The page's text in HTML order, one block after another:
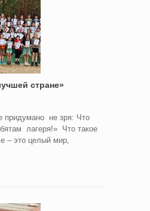
стране»
придумано не зря: Что
лагеря!» Что такое
– это целый мир,